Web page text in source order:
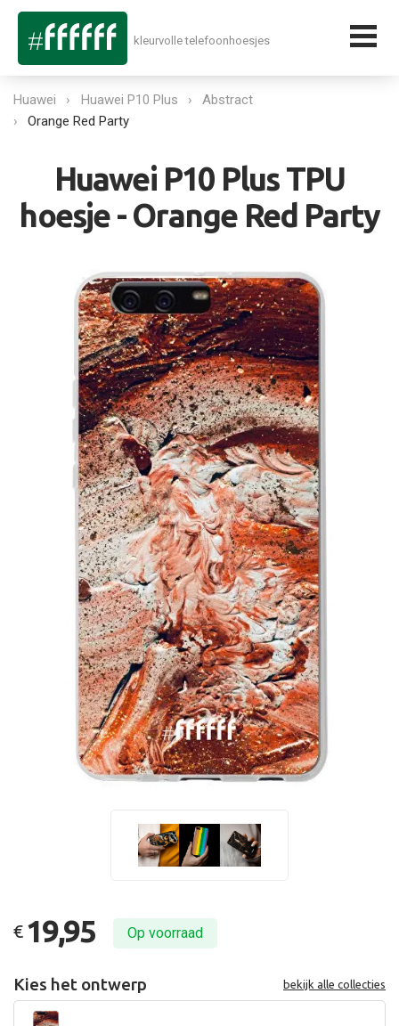
kleurvolle telefoonhoesjes
Huawei Huawei P10 Plus
Abstract
Orange Red Party
Huawei P10 Plus TPU
hoesje - Orange Red Party
€ 19,95 Op voorraad
Kies het ontwerp bekijk alle collecties